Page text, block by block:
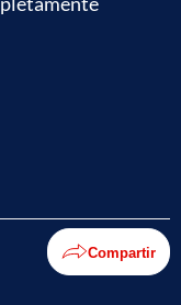
Compartir